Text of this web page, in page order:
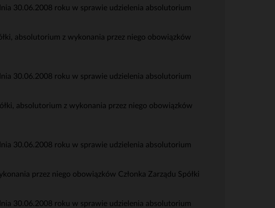
30.06.2008 roku w sprawie udzielenia absolutorium
absolutorium z wykonania przez niego obowiązków
30.06.2008 roku w sprawie udzielenia absolutorium
absolutorium z wykonania przez niego obowiązków
30.06.2008 roku w sprawie udzielenia absolutorium
przez niego obowiązków Członka Zarządu Spółki
30.06.2008 roku w sprawie udzielenia absolutorium